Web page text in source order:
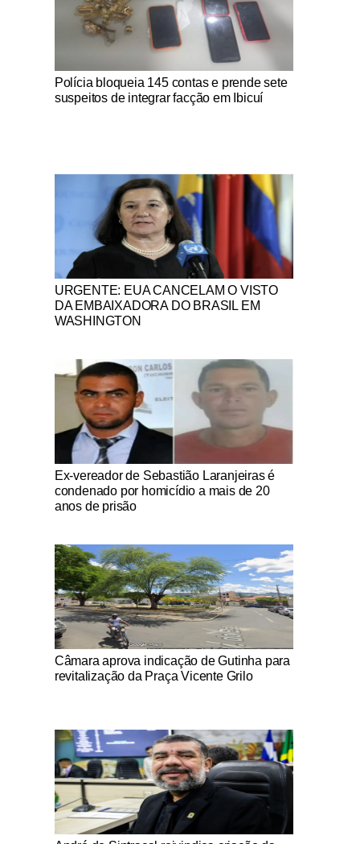
Notícias Católicas
Polícia bloqueia 145 contas e prende sete
suspeitos de integrar facção em Ibicuí
Notícias Católicas
URGENTE: EUA CANCELAM O VISTO
DA EMBAIXADORA DO BRASIL EM
WASHINGTON
Notícias Católicas
Ex-vereador de Sebastião Laranjeiras é
condenado por homicídio a mais de 20
anos de prisão
Notícias Católicas
Câmara aprova indicação de Gutinha para
revitalização da Praça Vicente Grilo
Notícias Católicas